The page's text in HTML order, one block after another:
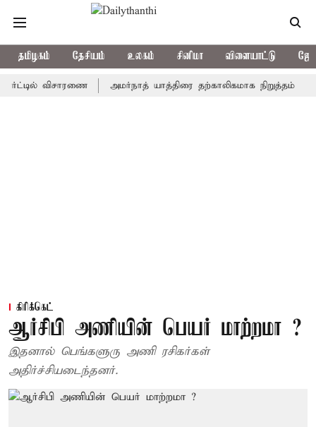
தமிழகம் தேசியம் உலகம் சினிமா விளையாட்டு
விசாரணை அமர்நாத் யாத்திரை தற்காலிகமாக நிறுத்தம்
கிரிக்கெட்
ஆர்சிபி அணியின் பெயர் மாற்றமா ?
இதனால் பெங்களுரு அணி ரசிகர்கள்
அதிர்ச்சியடைந்தனர்.